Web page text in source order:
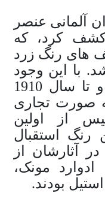
دان آلمانی عنصر
کشف کرد، که
های رنگ زرد
با این وجود
چیزی در حدود 93 سال و تا سال 1910
صورت تجاری
از اولین
رنگ استقبال
آثارشان از
ادوارد مونک،
بودند.